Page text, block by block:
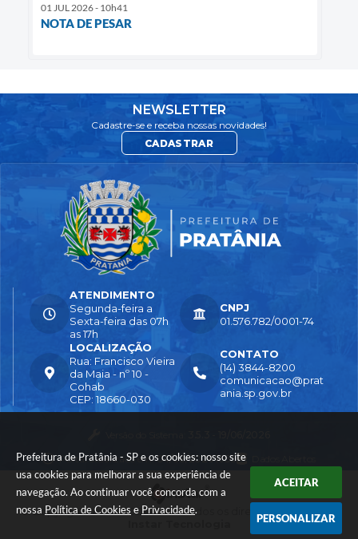
Prefeitura de Pratânia - SP e os cookies: nosso site
usa cookies para melhorar a sua experiência de
navegação. Ao continuar você concorda com a
nossa Política de Cookies e Privacidade.
ACEITAR
PERSONALIZAR
01 JUL 2026 - 10h41
NOTA DE PESAR
NEWSLETTER
Cadastre-se e receba nossas novidades!
CADASTRAR
LOCALIZAÇÃO
Rua: Francisco Vieira
da Maia - nº 10 -
Cohab
CEP: 18660-030
CONTATO
(14) 3844-8200
comunicacao@prat
ania.sp.gov.br
ATENDIMENTO
Segunda-feira a
Sexta-feira das 07h
as 17h
CNPJ
01.576.782/0001-74
Portal atualizado em:04/08/2026 16:55
© Copyright Instar - 2006-2026. Todos os direitos reservados -